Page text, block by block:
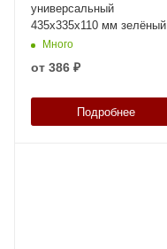
универсальный
435х335х110 мм зелёный
ЭКО со сплошными
стенками и дном
Много
от 386 ₽
Подробнее